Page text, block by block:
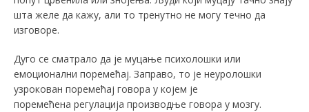
шта желе да кажу, али то тренутно не могу течно да
изговоре.
Дуго се сматрало да је муцање психолошки или
емоционални поремећај. Заправо, то је неуролошки
узрокован поремећај говора у којем је
поремећена регулација производње говора у мозгу.